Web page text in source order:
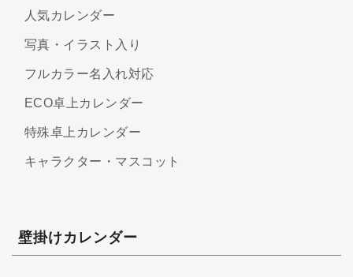
人気カレンダー
写真・イラスト入り
フルカラー名入れ対応
ECO卓上カレンダー
特殊卓上カレンダー
キャラクター・マスコット
壁掛けカレンダー